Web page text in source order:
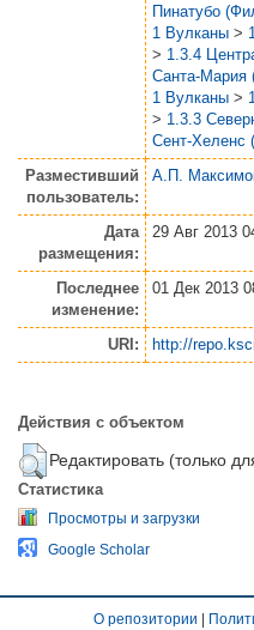
Пинатубо
1 Вулканы >
> 1.3.4
Санта-Мария
1 Вулканы >
> 1.3.3
Сент-
Разместивший
пользователь:
А.П.
Дата
размещения:
29 Авг 2013
Последнее
изменение:
01 Дек 2013
URI: http://
Действия с объектом
Редактировать (только
Статистика
Просмотры и загрузки
Google Scholar
О репозитории |